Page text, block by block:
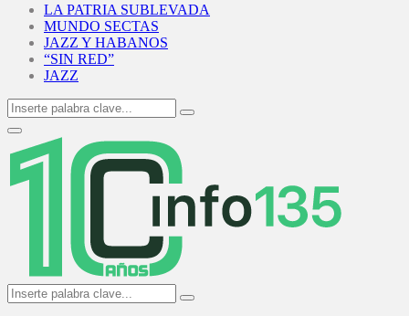
LA PATRIA SUBLEVADA
MUNDO SECTAS
JAZZ Y HABANOS
“SIN RED”
JAZZ
Search
for:
Search
Primary
Menu
Search
for:
Search